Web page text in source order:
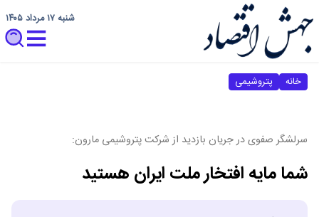
شنبه ۱۷ مرداد ۱۴۰۵
خانه پتروشیمی
سرلشگر صفوی در جریان بازدید از شرکت پتروشیمی مارون:
شما مایه افتخار ملت ایران هستید